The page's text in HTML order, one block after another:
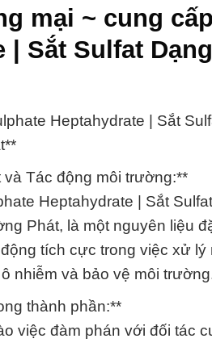
mại ~ cung
| Sắt Sulfat
Heptahydrate | Sắt
Tác động môi trường:**
Heptahydrate | Sắt
Phát, là một nguyên liệu
tích cực trong việc xử
nhiễm và bảo vệ môi
thành phần:**
việc đàm phán với đối tác